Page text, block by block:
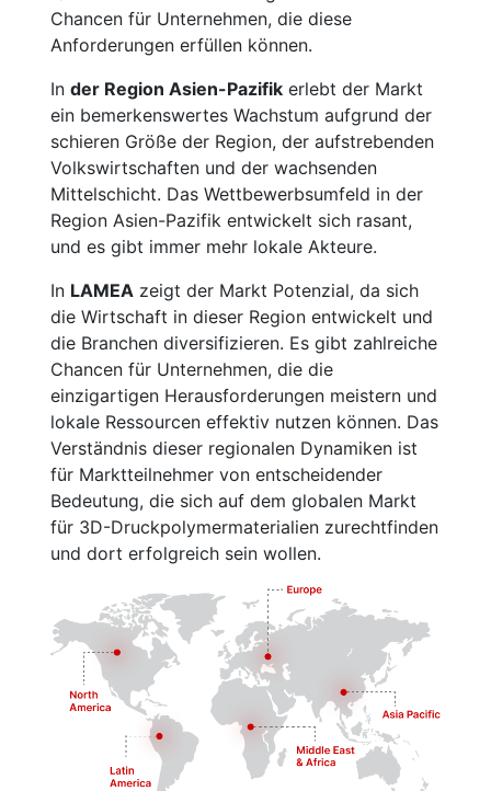
Chancen für Unternehmen, die diese
Anforderungen erfüllen können.
In der Region Asien-Pazifik erlebt der Markt
ein bemerkenswertes Wachstum aufgrund der
schieren Größe der Region, der aufstrebenden
Volkswirtschaften und der wachsenden
Mittelschicht. Das Wettbewerbsumfeld in der
Region Asien-Pazifik entwickelt sich rasant,
und es gibt immer mehr lokale Akteure.
In LAMEA zeigt der Markt Potenzial, da sich
die Wirtschaft in dieser Region entwickelt und
die Branchen diversifizieren. Es gibt zahlreiche
Chancen für Unternehmen, die die
einzigartigen Herausforderungen meistern und
lokale Ressourcen effektiv nutzen können. Das
Verständnis dieser regionalen Dynamiken ist
für Marktteilnehmer von entscheidender
Bedeutung, die sich auf dem globalen Markt
für 3D-Druckpolymermaterialien zurechtfinden
und dort erfolgreich sein wollen.